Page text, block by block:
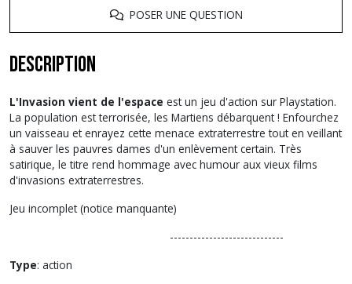
POSER UNE QUESTION
Description
L'Invasion vient de l'espace est un jeu d'action sur Playstation.
La population est terrorisée, les Martiens débarquent ! Enfourchez
un vaisseau et enrayez cette menace extraterrestre tout en veillant
à sauver les pauvres dames d'un enlèvement certain. Très
satirique, le titre rend hommage avec humour aux vieux films
d'invasions extraterrestres.
Jeu incomplet (notice manquante)
-----------------------------
Type: action